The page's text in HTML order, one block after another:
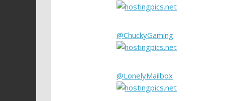
@ChuckyGaming
@LonelyMailbox